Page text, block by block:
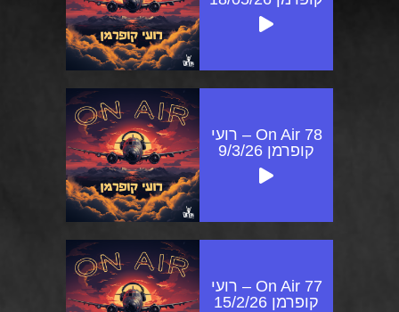
On Air 78 – רועי
קופרמן 9/3/26
On Air 77 – רועי
קופרמן 15/2/26